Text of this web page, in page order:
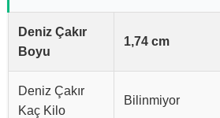
Deniz Çakır
Boyu
1,74 cm
Deniz Çakır
Kaç Kilo
Bilinmiyor